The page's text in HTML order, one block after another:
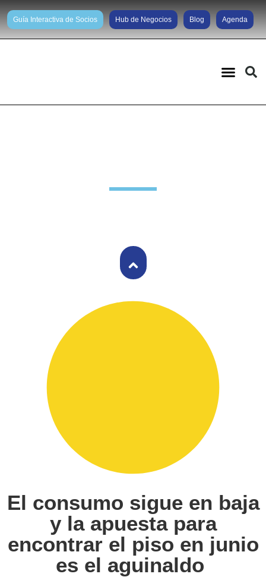
Guía Interactiva de Socios Hub de Negocios Blog Agenda
El consumo sigue en baja
y la apuesta para
encontrar el piso en junio
es el aguinaldo